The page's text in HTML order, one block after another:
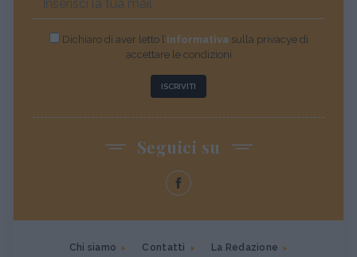
Dichiaro di aver letto l’informativasulla privacye di
accettare le condizioni
ISCRIVITI
Seguici su
Chi siamo Contatti La Redazione